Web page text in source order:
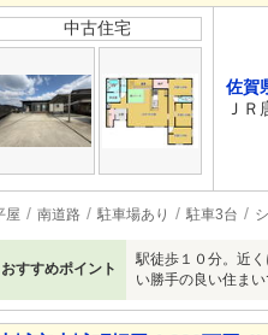
中古住宅
佐賀
Ｊ
屋 南道路 駐車場あり 駐車3台
おすすめポイント
駅徒歩１０分。近
い勝手の良い住まい